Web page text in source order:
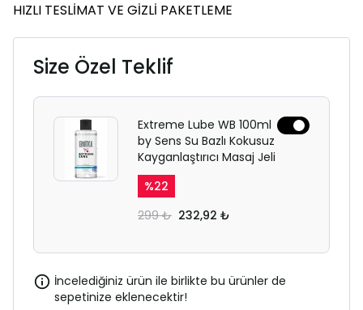
HIZLI TESLİMAT VE GİZLİ PAKETLEME
Size Özel Teklif
Extreme Lube WB 100ml
by Sens Su Bazlı Kokusuz
Kayganlaştırıcı Masaj Jeli
%22
299 ₺ 232,92 ₺
İncelediğiniz ürün ile birlikte bu ürünler de
sepetinize eklenecektir!